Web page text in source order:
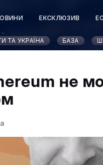
ЕКСКЛЮЗИВ
ТА УКРАЇНА БАЗА
не